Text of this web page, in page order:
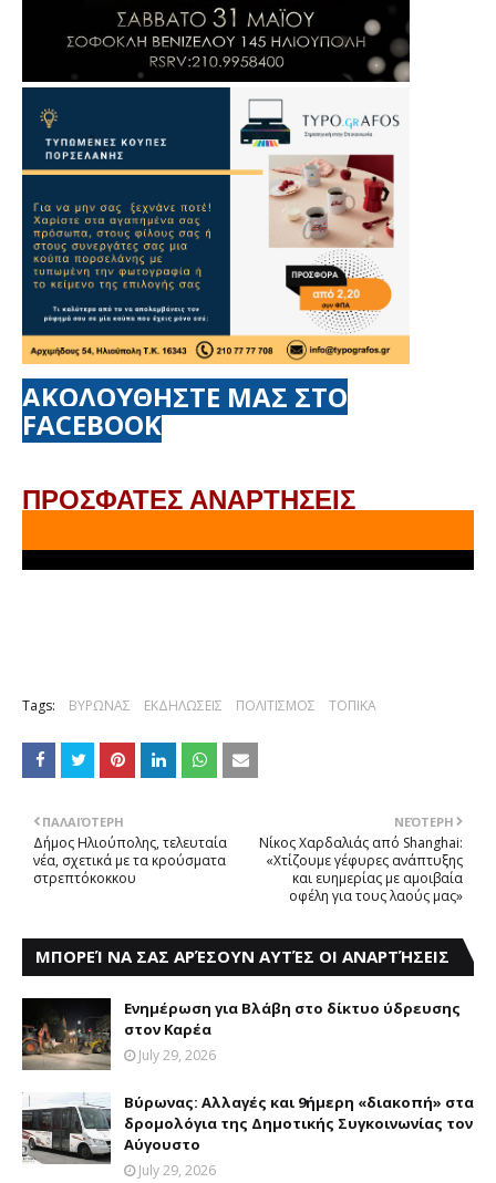
ΑΚΟΛΟΥΘΗΣΤΕ ΜΑΣ ΣΤΟ
FACEBOOK
ΠΡΟΣΦΑΤΕΣ ΑΝΑΡΤΗΣΕΙΣ
Tags: ΒΥΡΩΝΑΣ ΕΚΔΗΛΩΣΕΙΣ ΠΟΛΙΤΙΣΜΟΣ ΤΟΠΙΚΑ
ΝΕΌΤΕΡΗ
Νίκος Χαρδαλιάς από Shanghai:
«Χτίζουμε γέφυρες ανάπτυξης
και ευημερίας με αμοιβαία
οφέλη για τους λαούς μας»
ΠΑΛΑΙΌΤΕΡΗ
Δήμoς Hλιούπολης, τελευταία
νέα, σχετικά με τα κρούσματα
στρεπτόκοκκου
ΜΠΟΡΕΊ ΝΑ ΣΑΣ ΑΡΈΣΟΥΝ ΑΥΤΈΣ ΟΙ ΑΝΑΡΤΉΣΕΙΣ
Eνημέρωση για Bλάβη στο δίκτυο ύδρευσης
στον Kαρέα
July 29, 2026
Βύρωνας: Αλλαγές και 9ήμερη «διακοπή» στα
δρομολόγια της Δημοτικής Συγκοινωνίας τον
Αύγουστο
July 29, 2026